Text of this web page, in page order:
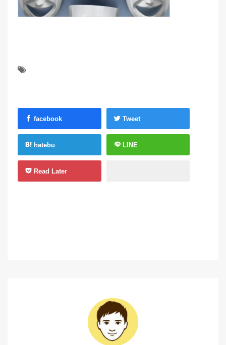
facebook Tweet
hatebu LINE
Read Later